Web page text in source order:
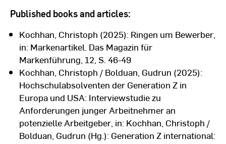
Published books and articles:
Kochhan, Christoph (2025): Ringen um Bewerber,
in: Markenartikel. Das Magazin für
Markenführung, 12, S. 46-49
Kochhan, Christoph / Bolduan, Gudrun (2025):
Hochschulabsolventen der Generation Z in
Europa und USA: Interviewstudie zu
Anforderungen junger Arbeitnehmer an
potenzielle Arbeitgeber, in: Kochhan, Christoph /
Bolduan, Gudrun (Hg.): Generation Z international: